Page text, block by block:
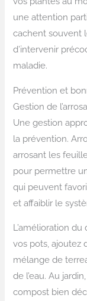
une attention
cachent souvent
d’intervenir
maladie.
Prévention et
Gestion de
Une gestion
la prévention.
arrosant les
pour permettre
qui peuvent
et affaiblir le
L’amélioration
vos pots, ajoutez
mélange de
de l’eau. Au
compost bien